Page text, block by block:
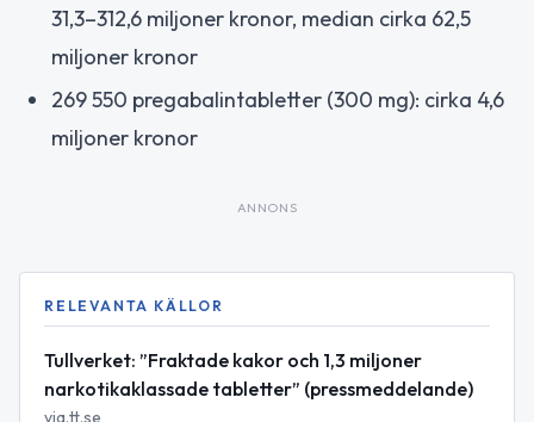
31,3–312,6 miljoner kronor, median cirka 62,5
miljoner kronor
269 550 pregabalintabletter (300 mg): cirka 4,6
miljoner kronor
ANNONS
RELEVANTA KÄLLOR
Tullverket: ”Fraktade kakor och 1,3 miljoner
narkotikaklassade tabletter” (pressmeddelande)
via.tt.se